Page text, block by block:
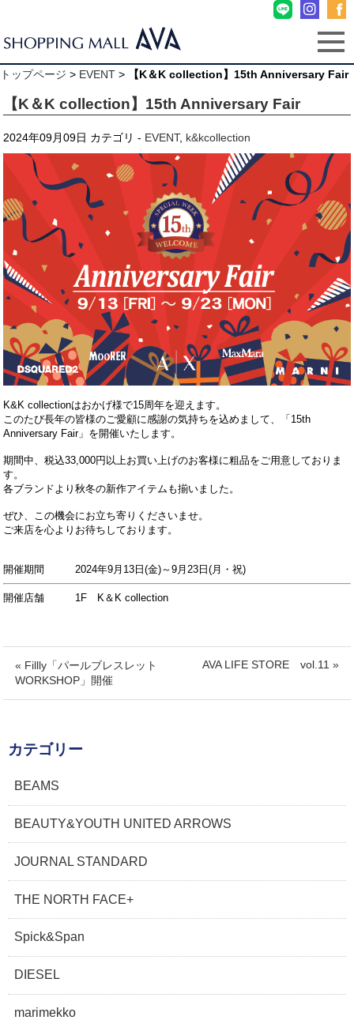
トップページ > EVENT > 【K＆K collection】15th Anniversary Fair
【K＆K collection】15th Anniversary Fair
2024年09月09日 カテゴリ - EVENT, k&kcollection
K&K collectionはおかげ様で15周年を迎えます。
このたび長年の皆様のご愛顧に感謝の気持ちを込めまして、「15th
Anniversary Fair」を開催いたします。
期間中、税込33,000円以上お買い上げのお客様に粗品をご用意しておりま
す。
各ブランドより秋冬の新作アイテムも揃いました。
ぜひ、この機会にお立ち寄りくださいませ。
ご来店を心よりお待ちしております。
開催期間 2024年9月13日(金)～9月23日(月・祝)
開催店舗 1F K＆K collection
« Fillly「パールブレスレット
WORKSHOP」開催
AVA LIFE STORE vol.11 »
カテゴリー
BEAMS
BEAUTY&YOUTH UNITED ARROWS
JOURNAL STANDARD
THE NORTH FACE+
Spick&Span
DIESEL
marimekko